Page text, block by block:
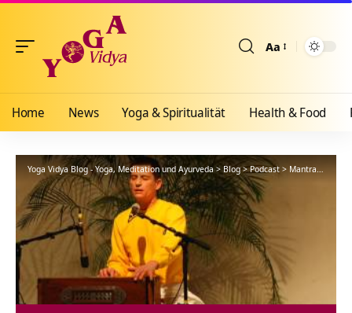
Aa
Home News Yoga & Spiritualität Health & Food
Yoga Vidya Blog - Yoga, Meditation und Ayurveda> Blog>Podcast > Mantra>